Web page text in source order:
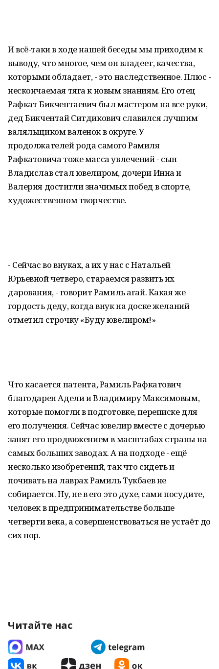
И всё-таки в ходе нашей беседы мы приходим к
выводу, что многое, чем он владеет, качества,
которыми обладает, - это наследственное. Плюс -
нескончаемая тяга к новым знаниям. Его отец
Рафкат Бикчентаевич был мастером на все руки,
дед Бикчентай Ситдикович славился лучшим
валяльщиком валенок в округе. У
продолжателей рода самого Рамиля
Рафкатовича тоже масса увлечений - сын
Владислав стал ювелиром, дочери Инна и
Валерия достигли значимых побед в спорте,
художественном творчестве.
- Сейчас во внуках, а их у нас с Натальей
Юрьевной четверо, стараемся развить их
дарования, - говорит Рамиль агай. Какая же
гордость деду, когда внук на доске желаний
отметил строчку «Буду ювелиром!»
Что касается патента, Рамиль Рафкатович
благодарен Адели и Владимиру Максимовым,
которые помогли в подготовке, переписке для
его получения. Сейчас ювелир вместе с дочерью
занят его продвижением в масштабах страны на
самых больших заводах. А на подходе - ещё
несколько изобретений, так что сидеть и
почивать на лаврах Рамиль Тукбаев не
собирается. Ну, не в его это духе, сами посудите,
человек в предпринимательстве больше
четверти века, а совершенствоваться не устаёт до
сих пор.
Читайте нас